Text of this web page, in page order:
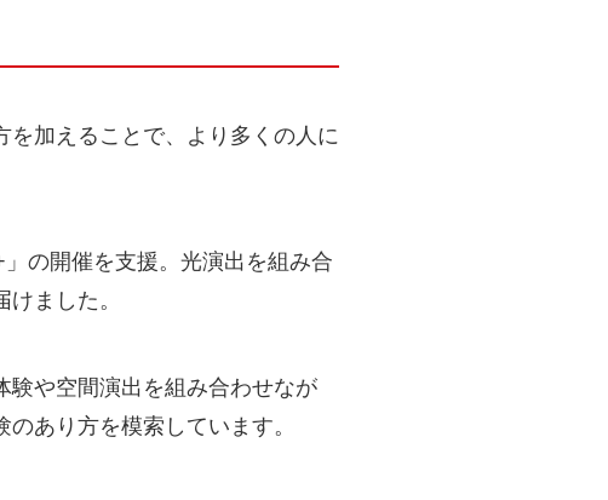
加えることで、より多くの人に
の開催を支援。光演出を組み合
ました。
験や空間演出を組み合わせなが
あり方を模索しています。